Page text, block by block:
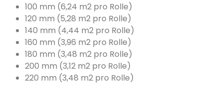
100 mm (6,24 m2 pro Rolle)
120 mm (5,28 m2 pro Rolle)
140 mm (4,44 m2 pro Rolle)
160 mm (3,96 m2 pro Rolle)
180 mm (3,48 m2 pro Rolle)
200 mm (3,12 m2 pro Rolle)
220 mm (3,48 m2 pro Rolle)